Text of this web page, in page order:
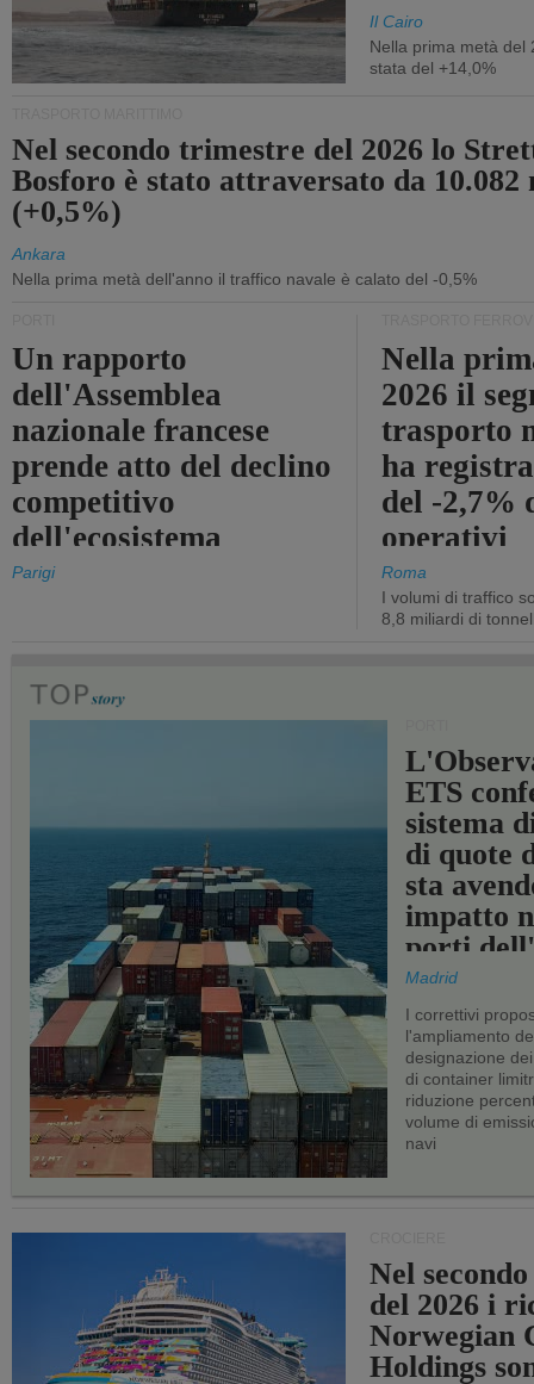
Il Cairo
Nella prima metà del
stata del +14,0%
Nel secondo trimestre del 2026 lo
Bosforo è stato attraversato da 10.082
(+0,5%)
Ankara
Nella prima metà dell'anno il traffico navale è calato del -0,5%
Un rapporto
dell'Assemblea
nazionale francese
prende atto del declino
competitivo
dell'ecosistema
portuale statale
Parigi
Nella
2026 il
trasporto
ha
del -2,7%
operativi
Roma
I volumi di traffico
8,8 miliardi di
ETS
sistema
di quote
sta
impatto
porti
Madrid
I correttivi
l'ampliamento
designazione
di container
riduzione
volume di
navi
Nel
del 2026 i
Norwegian
Holdings